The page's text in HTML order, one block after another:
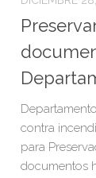
contra
para
documentos